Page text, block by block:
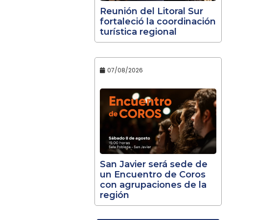
Reunión del Litoral Sur
fortaleció la coordinación
turística regional
07/08/2026
San Javier será sede de
un Encuentro de Coros
con agrupaciones de la
región